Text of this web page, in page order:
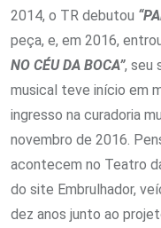
2014, o TR debutou
peça, e, em 2016,
NO CÉU DA BOCA”, seu
musical teve início em
ingresso na curadoria
novembro de 2016.
acontecem no Teatro
do site Embrulhador,
dez anos junto ao